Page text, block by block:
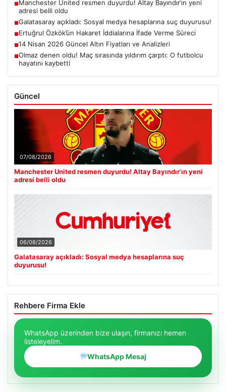
■Manchester United resmen duyurdu! Altay Bayındır’ın yeni
adresi belli oldu
■Galatasaray açıkladı: Sosyal medya hesaplarına suç duyurusu!
■Ertuğrul Özkök’ün Hakaret İddialarına İfade Verme Süreci
■14 Nisan 2026 Güncel Altın Fiyatları ve Analizleri
■Olmaz denen oldu! Maç sırasında yıldırım çarptı: O futbolcu
hayatını kaybetti
Güncel
07/08/2026
Manchester United resmen duyurdu! Altay Bayındır’ın yeni
adresi belli oldu
06/08/2026
Galatasaray açıkladı: Sosyal medya hesaplarına suç
duyurusu!
Rehbere Firma Ekle
WhatsApp üzerinden bize ulaşın, firmanızı hemen
listeleyelim.
WhatsApp Mesaj